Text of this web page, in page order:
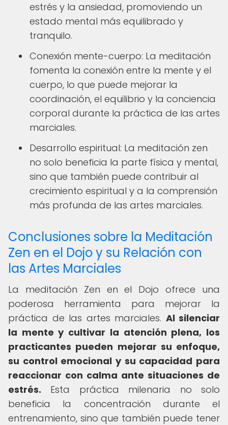
estrés y la ansiedad, promoviendo un
estado mental más equilibrado y
tranquilo.
Conexión mente-cuerpo: La meditación
fomenta la conexión entre la mente y el
cuerpo, lo que puede mejorar la
coordinación, el equilibrio y la conciencia
corporal durante la práctica de las artes
marciales.
Desarrollo espiritual: La meditación zen
no solo beneficia la parte física y mental,
sino que también puede contribuir al
crecimiento espiritual y a la comprensión
más profunda de las artes marciales.
Conclusiones sobre la Meditación
Zen en el Dojo y su Relación con
las Artes Marciales
La meditación Zen en el Dojo ofrece una
poderosa herramienta para mejorar la
práctica de las artes marciales. Al silenciar
la mente y cultivar la atención plena, los
practicantes pueden mejorar su enfoque,
su control emocional y su capacidad para
reaccionar con calma ante situaciones de
estrés. Esta práctica milenaria no solo
beneficia la concentración durante el
entrenamiento, sino que también puede tener